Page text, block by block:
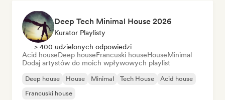
Deep Tech Minimal House 2026
Kurator Playlisty
> 400 udzielonych odpowiedzi
Acid houseDeep houseFrancuski houseHouseMinimal
Dodaj artystów do moich wpływowych playlist
Deep house House Minimal Tech House
Acid house
Francuski house